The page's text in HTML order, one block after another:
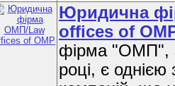
Юридична
offices of
фірма "ОМП",
році, є однією